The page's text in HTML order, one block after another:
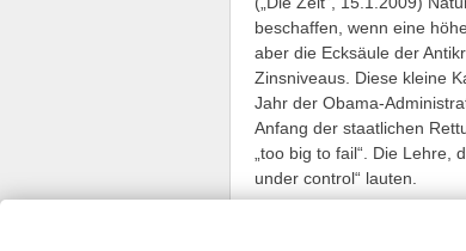
beschaffen, wenn eine
aber die Ecksäule der
Zinsniveaus. Diese kleine
Jahr der Obama-
Anfang der staatlichen
„too big to fail“. Die
under control“ lauten.